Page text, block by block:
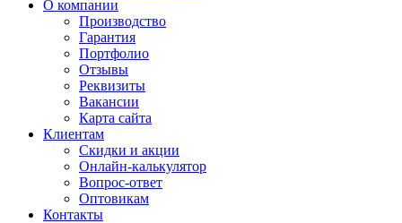
О компании
Производство
Гарантия
Портфолио
Отзывы
Реквизиты
Вакансии
Карта сайта
Клиентам
Скидки и акции
Онлайн-калькулятор
Вопрос-ответ
Оптовикам
Контакты